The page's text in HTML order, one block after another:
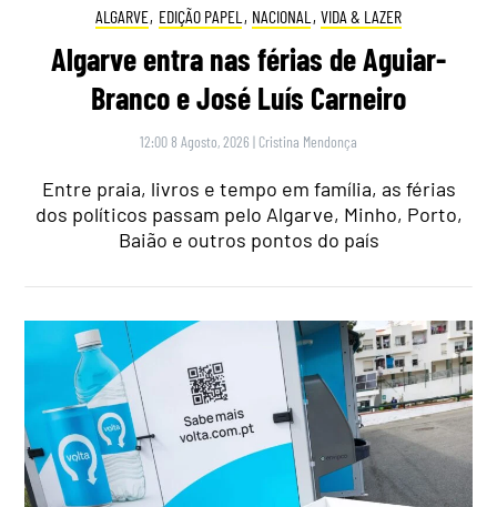
ALGARVE, EDIÇÃO PAPEL , NACIONAL , VIDA & LAZER
Algarve entra nas férias de Aguiar-
Branco e José Luís Carneiro
12:00 8 Agosto, 2026 | Cristina Mendonça
Entre praia, livros e tempo em família, as férias
dos políticos passam pelo Algarve, Minho, Porto,
Baião e outros pontos do país